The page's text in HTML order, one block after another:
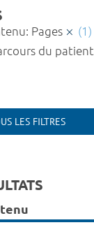
Pages
(1)
du patient
LES FILTRES